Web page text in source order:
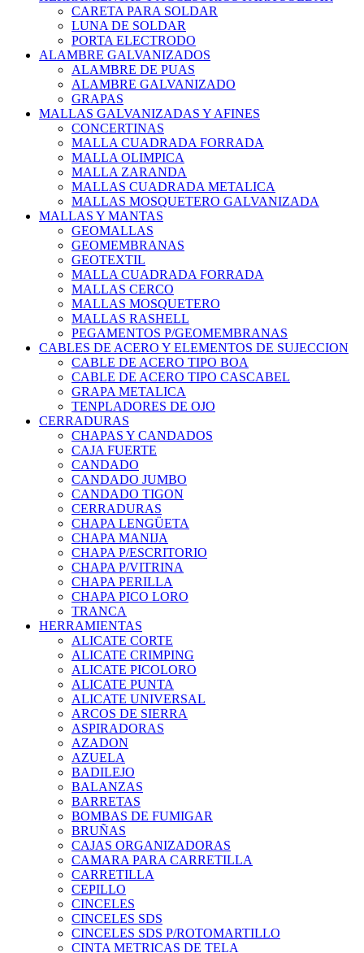
CARETA PARA SOLDAR
LUNA DE SOLDAR
PORTA ELECTRODO
ALAMBRE GALVANIZADOS
ALAMBRE DE PUAS
ALAMBRE GALVANIZADO
GRAPAS
MALLAS GALVANIZADAS Y AFINES
CONCERTINAS
MALLA CUADRADA FORRADA
MALLA OLIMPICA
MALLA ZARANDA
MALLAS CUADRADA METALICA
MALLAS MOSQUETERO GALVANIZADA
MALLAS Y MANTAS
GEOMALLAS
GEOMEMBRANAS
GEOTEXTIL
MALLA CUADRADA FORRADA
MALLAS CERCO
MALLAS MOSQUETERO
MALLAS RASHELL
PEGAMENTOS P/GEOMEMBRANAS
CABLES DE ACERO Y ELEMENTOS DE SUJECCION
CABLE DE ACERO TIPO BOA
CABLE DE ACERO TIPO CASCABEL
GRAPA METALICA
TENPLADORES DE OJO
CERRADURAS
CHAPAS Y CANDADOS
CAJA FUERTE
CANDADO
CANDADO JUMBO
CANDADO TIGON
CERRADURAS
CHAPA LENGÜETA
CHAPA MANIJA
CHAPA P/ESCRITORIO
CHAPA P/VITRINA
CHAPA PERILLA
CHAPA PICO LORO
TRANCA
HERRAMIENTAS
ALICATE CORTE
ALICATE CRIMPING
ALICATE PICOLORO
ALICATE PUNTA
ALICATE UNIVERSAL
ARCOS DE SIERRA
ASPIRADORAS
AZADON
AZUELA
BADILEJO
BALANZAS
BARRETAS
BOMBAS DE FUMIGAR
BRUÑAS
CAJAS ORGANIZADORAS
CAMARA PARA CARRETILLA
CARRETILLA
CEPILLO
CINCELES
CINCELES SDS
CINCELES SDS P/ROTOMARTILLO
CINTA METRICAS DE TELA